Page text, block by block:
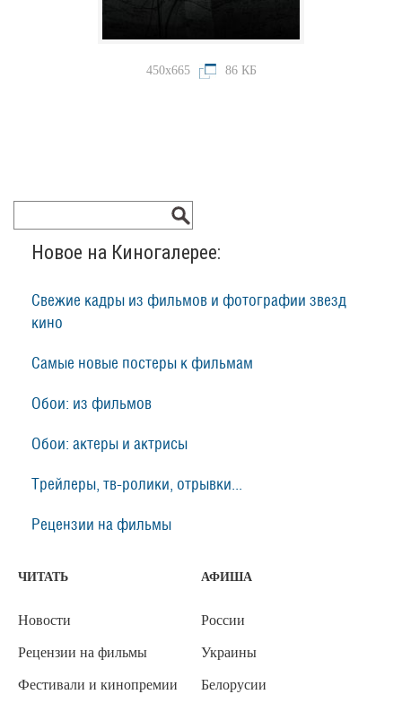
450x665 86 КБ
Новое на Киногалерее:
Свежие кадры из фильмов и фотографии звезд
кино
Самые новые постеры к фильмам
Обои: из фильмов
Обои: актеры и актрисы
Трейлеры, тв-ролики, отрывки...
Рецензии на фильмы
ЧИТАТЬ
Новости
Рецензии на фильмы
Фестивали и кинопремии
АФИША
России
Украины
Белорусии